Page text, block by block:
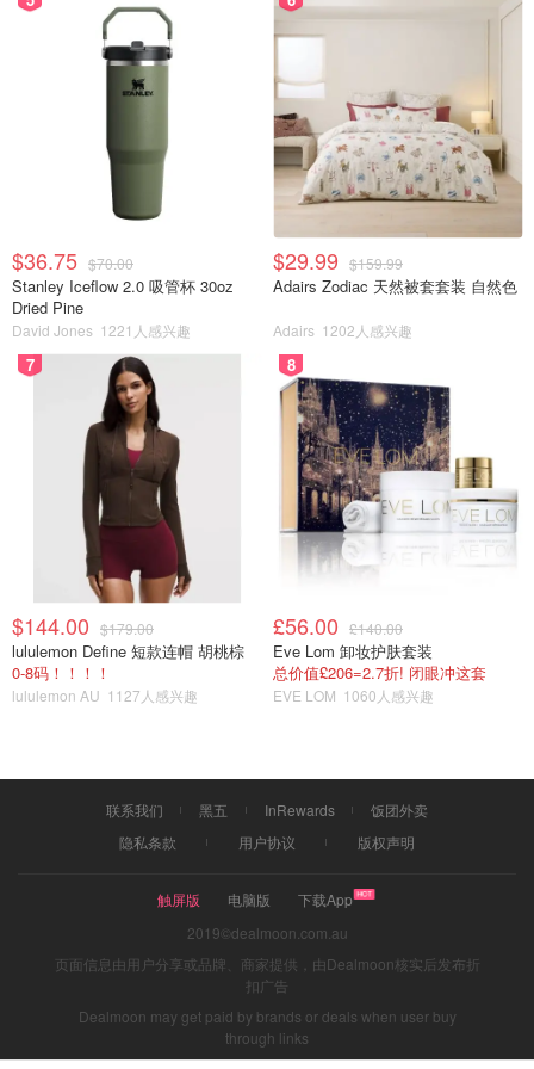
$36.75 $70.00
Stanley Iceflow 2.0 吸管杯 30oz
Dried Pine
David Jones 1221人感兴趣
$29.99 $159.99
Adairs Zodiac 天然被套套装 自然色
Adairs 1202人感兴趣
7
$144.00 $179.00
lululemon Define 短款连帽 胡桃棕
0-8码！！！！
lululemon AU 1127人感兴趣
8
£56.00 £140.00
Eve Lom 卸妆护肤套装
总价值£206=2.7折! 闭眼冲这套
EVE LOM 1060人感兴趣
联系我们 黑五 InRewards
饭团外卖
隐私条款
用户协议 版权声明
触屏版 电脑版
下载App
2019©dealmoon.com.au
页面信息由用户分享或品牌、商家提供，由Dealmoon核实后发布折
扣广告
Dealmoon may get paid by brands or deals when user buy
through links